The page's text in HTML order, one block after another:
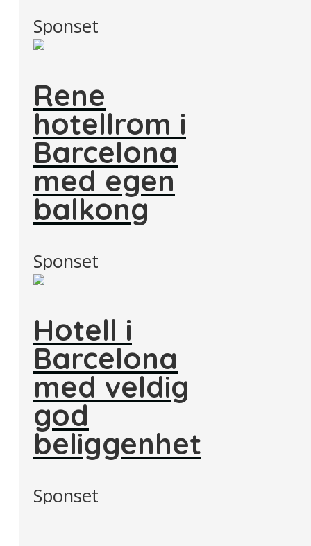
Sponset
Rene
hotellrom i
Barcelona
med egen
balkong
Sponset
Hotell i
Barcelona
med veldig
god
beliggenhet
Sponset